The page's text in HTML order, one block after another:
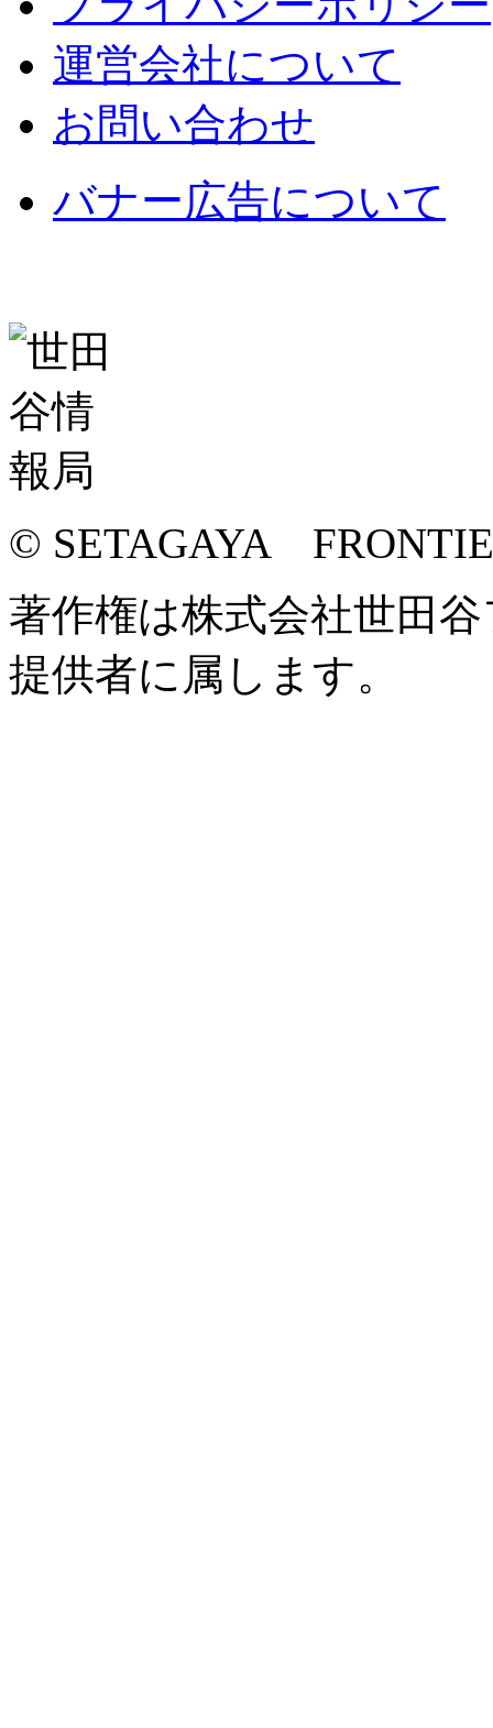
運営会社について
お問い合わせ
バナー広告について
© SETAGAYA
著作権は株式会社世田
提供者に属します。